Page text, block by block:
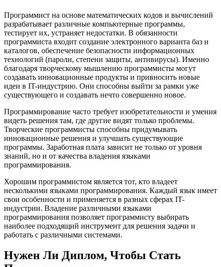
Программист на основе математических кодов и вычислений
разрабатывает различные компьютерные программы,
тестирует их, устраняет недостатки. В обязанности
программиста входит создание электронного варианта баз и
каталогов, обеспечение безопасности информационных
технологий (пароли, степени защиты, антивирусы). Именно
благодаря творческому мышлению программисты могут
создавать инновационные продукты и привносить новые
идеи в IT-индустрию. Они способны выйти за рамки уже
существующего и создавать нечто совершенно новое.
Программирование часто требует изобретательности и умения
видеть решения там, где другие видят только проблемы.
Творческие программисты способны придумывать
инновационные решения и улучшать существующие
программы. Заработная плата зависит не только от уровня
знаний, но и от качества владения языками
программирования.
Хорошим программистом является тот, кто владеет
несколькими языками программирования. Каждый язык имеет
свои особенности и применяется в разных сферах IT-
индустрии. Владение различными языками
программирования позволяет программисту выбирать
наиболее подходящий инструмент для решения задачи и
работать с различными системами.
Нужен Ли Диплом, Чтобы Стать